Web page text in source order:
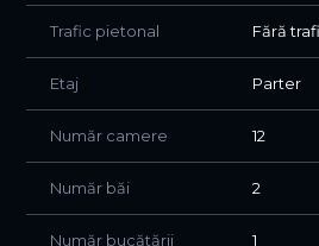
Bucureștiului (ideal pentru
(Terenul se vinde împreună cu
suprafața, deschiderea și regimul
la cerere.)
clienți instituționali și corporate
Trafic pietonal Fără
Etaj Parter
Număr camere 12
Număr băi 2
Număr bucătării 1